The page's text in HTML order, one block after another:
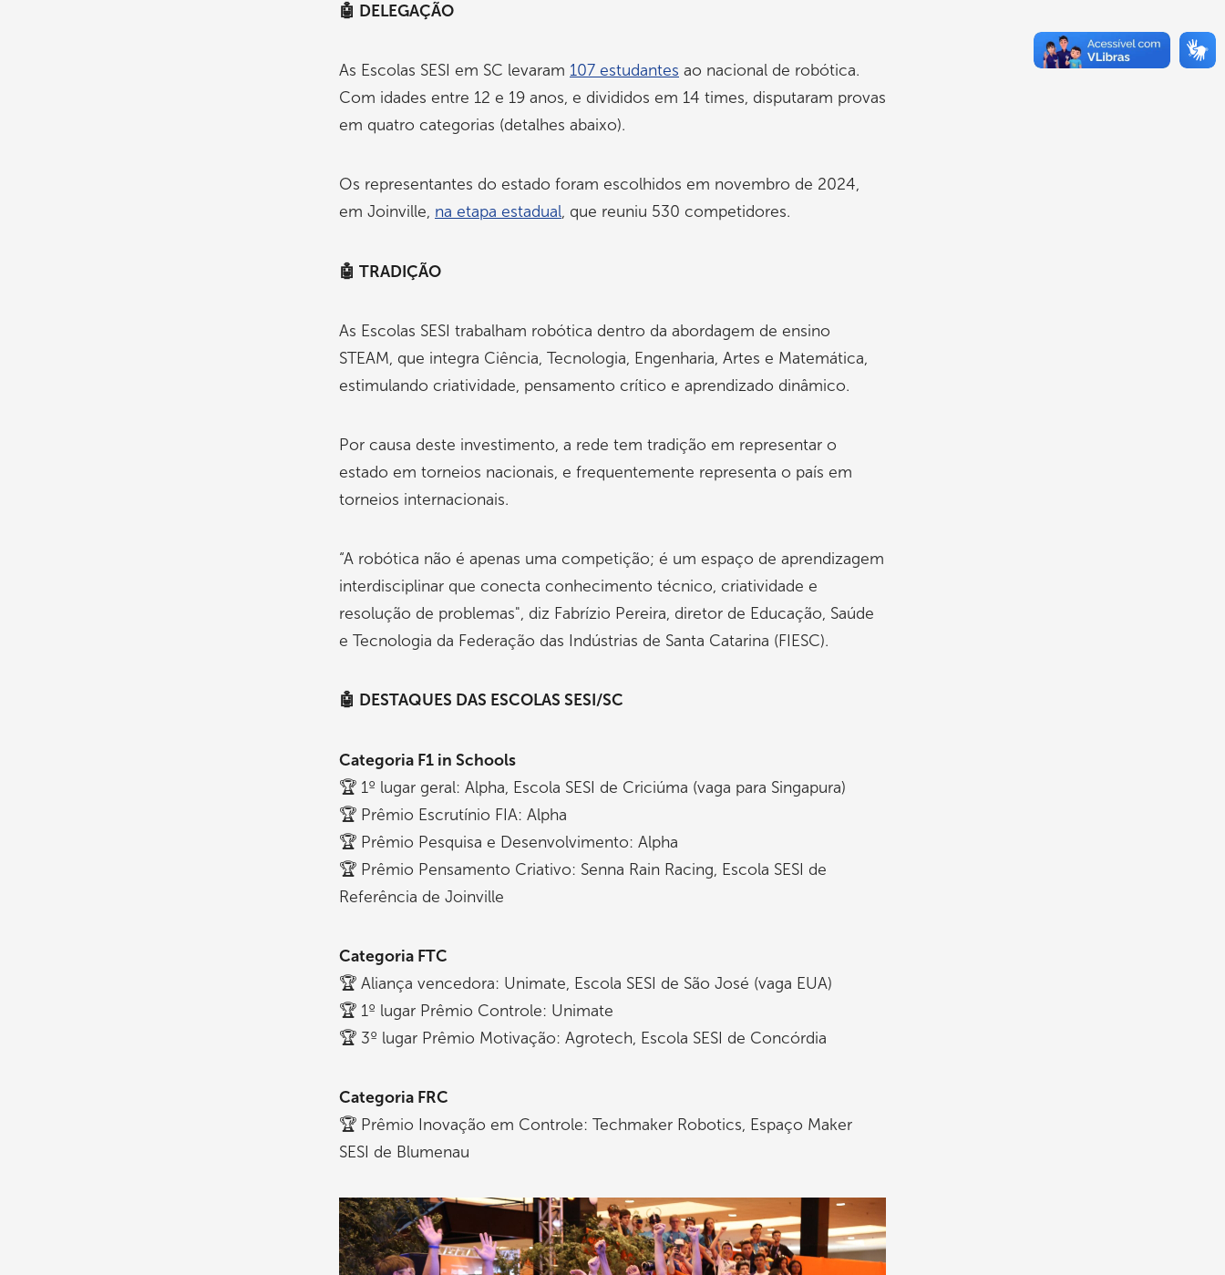
🤖 DELEGAÇÃO
As Escolas SESI em SC levaram 107 estudantes ao nacional de robótica.
Com idades entre 12 e 19 anos, e divididos em 14 times, disputaram provas
em quatro categorias (detalhes abaixo).
Os representantes do estado foram escolhidos em novembro de 2024,
em Joinville, na etapa estadual, que reuniu 530 competidores.
🤖 TRADIÇÃO
As Escolas SESI trabalham robótica dentro da abordagem de ensino
STEAM, que integra Ciência, Tecnologia, Engenharia, Artes e Matemática,
estimulando criatividade, pensamento crítico e aprendizado dinâmico.
Por causa deste investimento, a rede tem tradição em representar o
estado em torneios nacionais, e frequentemente representa o país em
torneios internacionais.
“A robótica não é apenas uma competição; é um espaço de aprendizagem
interdisciplinar que conecta conhecimento técnico, criatividade e
resolução de problemas", diz Fabrízio Pereira, diretor de Educação, Saúde
e Tecnologia da Federação das Indústrias de Santa Catarina (FIESC).
🤖 DESTAQUES DAS ESCOLAS SESI/SC
Categoria F1 in Schools
🏆 1º lugar geral: Alpha, Escola SESI de Criciúma (vaga para Singapura)
🏆 Prêmio Escrutínio FIA: Alpha
🏆 Prêmio Pesquisa e Desenvolvimento: Alpha
🏆 Prêmio Pensamento Criativo: Senna Rain Racing, Escola SESI de
Referência de Joinville
Categoria FTC
🏆 Aliança vencedora: Unimate, Escola SESI de São José (vaga EUA)
🏆 1º lugar Prêmio Controle: Unimate
🏆 3º lugar Prêmio Motivação: Agrotech, Escola SESI de Concórdia
Categoria FRC
🏆 Prêmio Inovação em Controle: Techmaker Robotics, Espaço Maker
SESI de Blumenau
Imagem